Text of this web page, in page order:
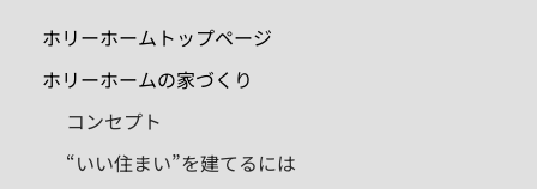
ホリーホームトップページ
ホリーホームの家づくり
コンセプト
“いい住まい”を建てるには